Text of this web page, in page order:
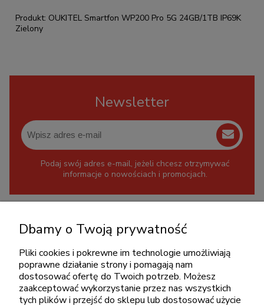
Produkt: OUKITEL Smartfon WP200 Pro 5G 24GB/1TB IP69K
Zielony
Newsletter
Podaj swój adres e-mail, jeżeli chcesz otrzymywać
informacje o nowościach i promocjach.
+48 717345566
pon.-piąt.: 08:00-16:00
sklep@cebit.pl
Dbamy o Twoją prywatność
Pliki cookies i pokrewne im technologie umożliwiają
poprawne działanie strony i pomagają nam
dostosować ofertę do Twoich potrzeb. Możesz
zaakceptować wykorzystanie przez nas wszystkich
tych plików i przejść do sklepu lub dostosować użycie